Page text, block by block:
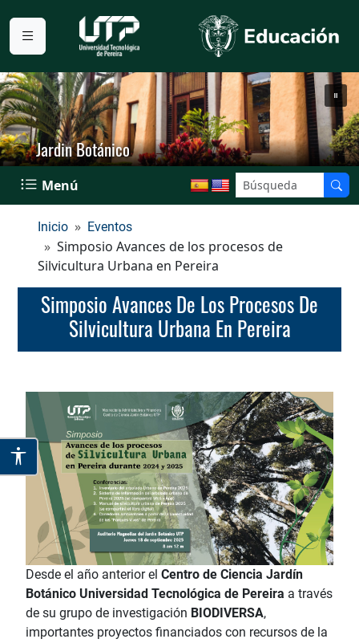
Jardin Botánico
Menú
Inicio Eventos
Simposio Avances de los procesos de
Silvicultura Urbana en Pereira
Simposio Avances De Los Procesos De
Silvicultura Urbana En Pereira
Desde el año anterior el Centro de Ciencia Jardín
Botánico Universidad Tecnológica de Pereira a través
de su grupo de investigación BIODIVERSA,
importantes proyectos financiados con recursos de la